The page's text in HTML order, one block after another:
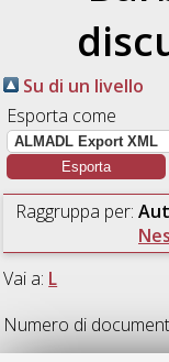
Su di un livello
Esporta come
Raggruppa per:
Vai a: L
Numero di